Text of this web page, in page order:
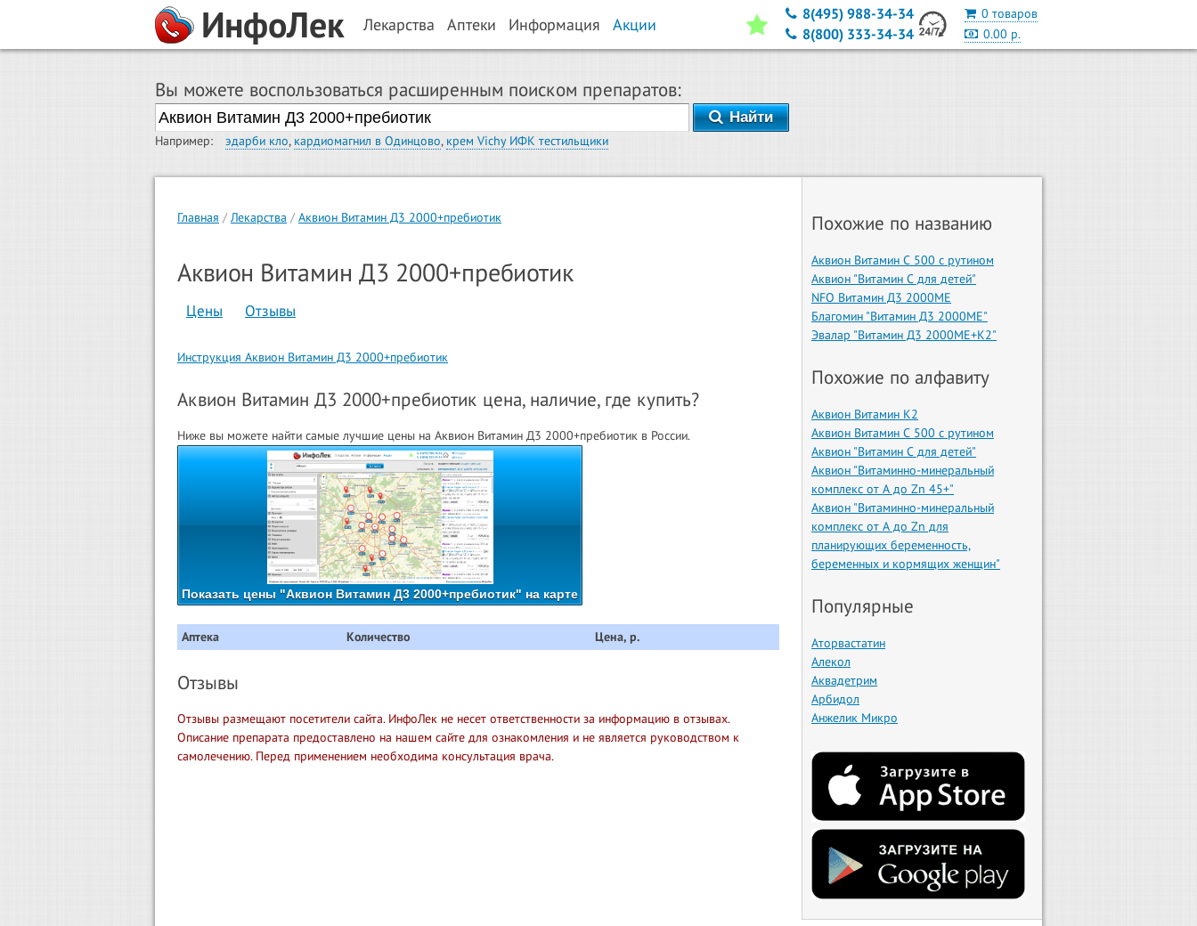
ИнфоЛек Лекарства Аптеки Информация Акции
0 товаров
0.00 р.
8(495) 988-34-34
8(800) 333-34-34
Вы можете воспользоваться расширенным поиском препаратов:
Найти
Например: эдарби кло, кардиомагнил в Одинцово, крем Vichy ИФК тестильщики
Главная Лекарства Аквион Витамин Д3 2000+пребиотик
Аквион Витамин Д3 2000+пребиотик
Цены Отзывы
Инструкция Аквион Витамин Д3 2000+пребиотик
Аквион Витамин Д3 2000+пребиотик цена, наличие, где купить?
Ниже вы можете найти самые лучшие цены на Аквион Витамин Д3 2000+пребиотик в России.
Показать цены "Аквион Витамин Д3 2000+пребиотик" на карте
Аптека Количество Цена, р.
Отзывы
Отзывы размещают посетители сайта. ИнфоЛек не несет ответственности за информацию в отзывах.
Описание препарата предоставлено на нашем сайте для ознакомления и не является руководством к
самолечению. Перед применением необходима консультация врача.
Похожие по названию
Аквион Витамин С 500 с рутином
Аквион "Витамин С для детей"
NFO Витамин Д3 2000МЕ
Благомин "Витамин Д3 2000МЕ"
Эвалар "Витамин Д3 2000МЕ+К2"
Похожие по алфавиту
Аквион Витамин К2
Аквион Витамин С 500 с рутином
Аквион "Витамин С для детей"
Аквион "Витаминно-минеральный
комплекс от А до Zn 45+"
Аквион "Витаминно-минеральный
комплекс от А до Zn для
планирующих беременность,
беременных и кормящих женщин"
Популярные
Аторвастатин
Алекол
Аквадетрим
Арбидол
Анжелик Микро